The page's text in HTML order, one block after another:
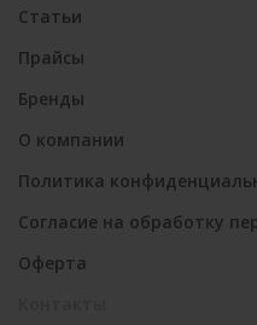
Статьи
Прайсы
Бренды
О компании
Политика
Согласие на обработку
Оферта